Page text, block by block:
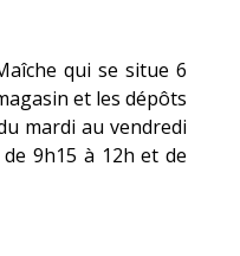
qui se situe 6
et les dépôts
mardi au vendredi
9h15 à 12h et de